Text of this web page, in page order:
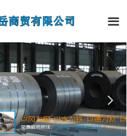
넲
끀